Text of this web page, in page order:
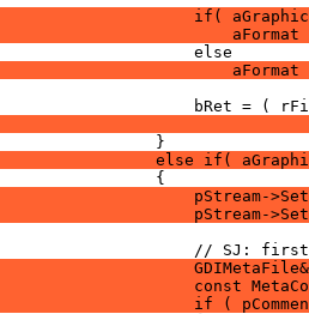
if(
aFormat
aFormat
else if(
pStream-
pStream-
const
if (